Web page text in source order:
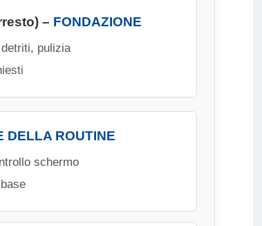
– FONDAZIONE
pulizia
DELLA ROUTINE
schermo